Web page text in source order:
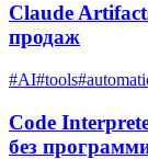
Claude
продаж
#AI#tools#
Code
без